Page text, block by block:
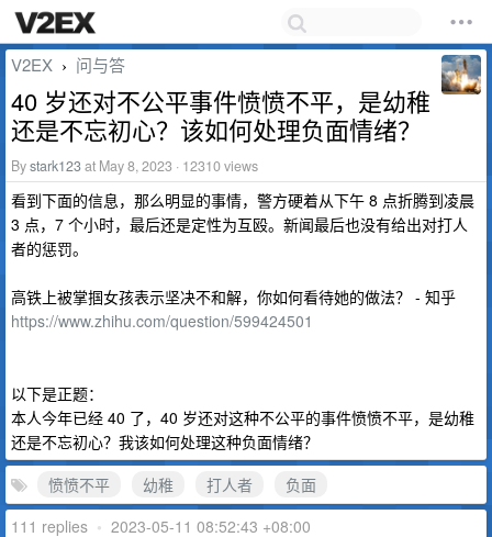
V2EX › 问与答
40 岁还对不公平事件愤愤不平，是幼稚
还是不忘初心？该如何处理负面情绪？
Bystark123at May 8, 2023 · 12310 views
看到下面的信息，那么明显的事情，警方硬着从下午 8 点折腾到凌晨
3 点，7 个小时，最后还是定性为互殴。新闻最后也没有给出对打人
者的惩罚。
高铁上被掌掴女孩表示坚决不和解，你如何看待她的做法？ - 知乎
https://www.zhihu.com/question/599424501
以下是正题：
本人今年已经 40 了，40 岁还对这种不公平的事件愤愤不平，是幼稚
还是不忘初心？我该如何处理这种负面情绪？
愤愤不平
幼稚 打人者
负面
111 replies • 2023-05-11 08:52:43 +08:00